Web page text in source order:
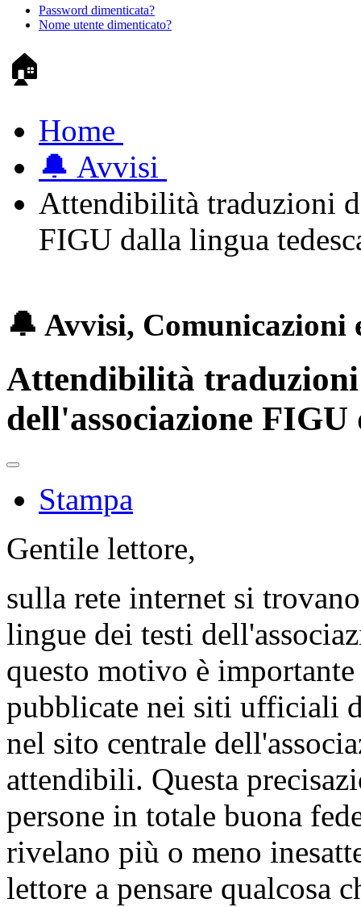
Password dimenticata?
Nome utente dimenticato?
🏠
Home
🔔 Avvisi
Attendibilità traduzioni
FIGU dalla lingua
🔔 Avvisi, Comunicazioni
Attendibilità
dell'associazione
Stampa
Gentile lettore,
sulla rete internet si
lingue dei testi
questo motivo è
pubblicate nei siti ufficiali
nel sito centrale
attendibili. Questa
persone in totale buona
rivelano più o meno
lettore a pensare qualcosa